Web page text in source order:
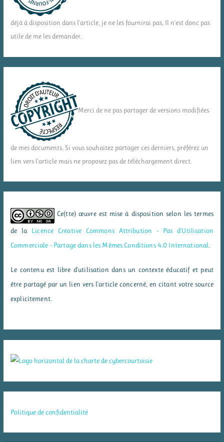
déjà à disposition dans l'article, je ne les fournirai pas. Il n'est donc pas
utile de me les demander.
Merci de ne pas partager de versions modifiées
de mes documents. Si vous souhaitez partager ces derniers, préférez un
lien vers l'article mais ne proposez pas de téléchargement direct.
Ce(tte) œuvre est mise à disposition selon les termes
de la Licence Creative Commons Attribution - Pas d’Utilisation
Commerciale - Partage dans les Mêmes Conditions 4.0 International
Le contenu est libre d'utilisation dans un contexte éducatif et peut
être partagé par un lien vers l'article concerné, en citant votre source
explicitement.
Politique de confidentialité